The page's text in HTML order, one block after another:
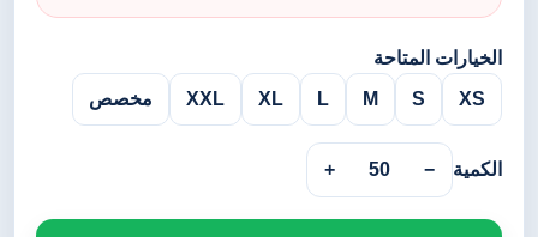
الخيارات المتاحة
XS
S
M
L
XL
XXL مخصص
الكمية −
50
+